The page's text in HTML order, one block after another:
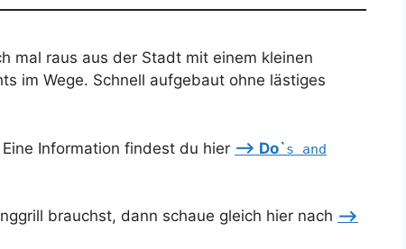
mal raus aus der Stadt mit einem kleinen
im Wege. Schnell aufgebaut ohne lästiges
Information findest du hier –> Do`s and
brauchst, dann schaue gleich hier nach –>